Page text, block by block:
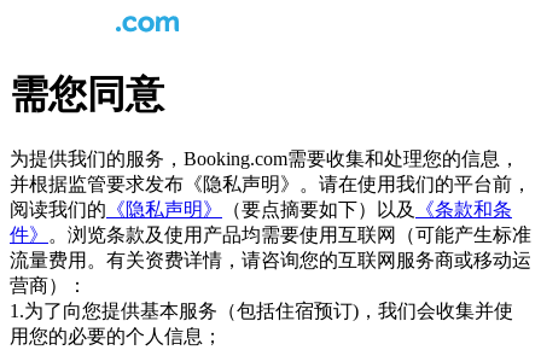
需您同意
为提供我们的服务，Booking.com需要收集和处理您的信息，
并根据监管要求发布《隐私声明》。请在使用我们的平台前，
阅读我们的 《隐私声明》 （要点摘要如下）以及
《条款和条
件》
。浏览条款及使用产品均需要使用互联网（可能产生标准
流量费用。有关资费详情，请咨询您的互联网服务商或移动运
营商）：
1.为了向您提供基本服务（包括住宿预订)，我们会收集并使
用您的必要的个人信息；